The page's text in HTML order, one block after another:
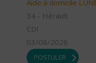
Aide à domicile
34 - Hérault
CDI
03/08/2026
POSTULER